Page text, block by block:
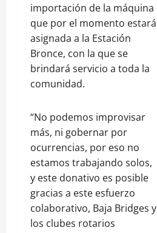
importación de la máquina
que por el momento estará
asignada a la Estación
Bronce, con la que se
brindará servicio a toda la
comunidad.
“No podemos improvisar
más, ni gobernar por
ocurrencias, por eso no
estamos trabajando solos,
y este donativo es posible
gracias a este esfuerzo
colaborativo, Baja Bridges y
los clubes rotarios